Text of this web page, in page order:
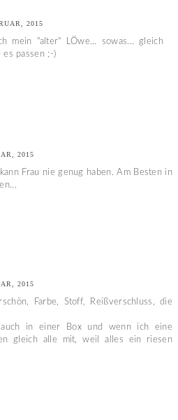
2015
mein "alter" LÖwe... sowas... gleich
passen ;-)
2015
Frau nie genug haben. Am Besten in
2015
Farbe, Stoff, Reißverschluss, die
in einer Box und wenn ich eine
gleich alle mit, weil alles ein riesen